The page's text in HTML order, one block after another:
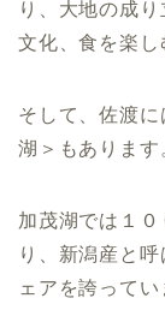
り、大地の成
文化、食を楽し
そして、佐渡
湖＞もあります
加茂湖では１
り、新潟産と
ェアを誇ってい